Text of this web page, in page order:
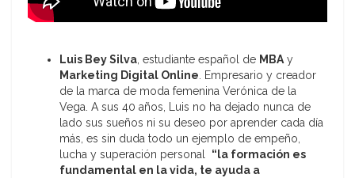
Luis Bey Silva , estudiante español de MBA y
Marketing Digital Online . Empresario y creador
de la marca de moda femenina Verónica de la
Vega. A sus 40 años, Luis no ha dejado nunca de
lado sus sueños ni su deseo por aprender cada día
más, es sin duda todo un ejemplo de empeño,
lucha y superación personal “la formación es
fundamental en la vida, te ayuda a